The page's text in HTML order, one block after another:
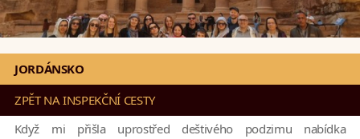
JORDÁNSKO
ZPĚT NA INSPEKČNÍ CESTY
Když mi přišla uprostřed deštivého podzimu nabídka